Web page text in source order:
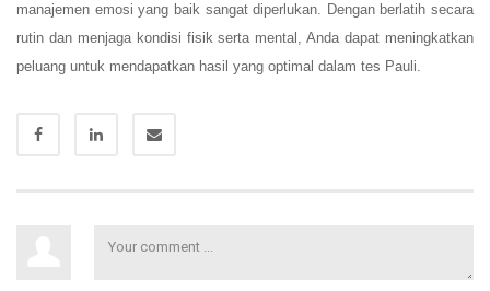
manajemen emosi yang baik sangat diperlukan. Dengan berlatih secara
rutin dan menjaga kondisi fisik serta mental, Anda dapat meningkatkan
peluang untuk mendapatkan hasil yang optimal dalam tes Pauli.